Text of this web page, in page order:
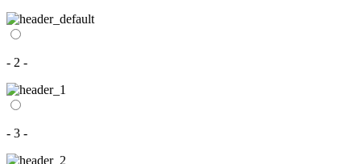
- 2 -
- 3 -